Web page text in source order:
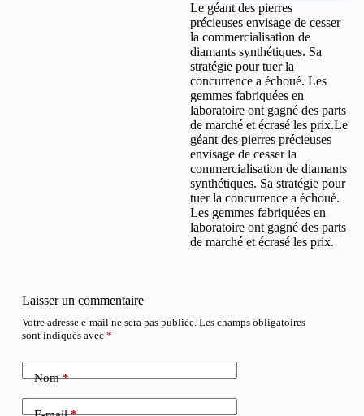
Le géant des pierres
précieuses envisage de cesser
la commercialisation de
diamants synthétiques. Sa
stratégie pour tuer la
concurrence a échoué. Les
gemmes fabriquées en
laboratoire ont gagné des parts
de marché et écrasé les prix.Le
géant des pierres précieuses
envisage de cesser la
commercialisation de diamants
synthétiques. Sa stratégie pour
tuer la concurrence a échoué.
Les gemmes fabriquées en
laboratoire ont gagné des parts
de marché et écrasé les prix.
Laisser un commentaire
Votre adresse e-mail ne sera pas publiée. Les champs obligatoires
sont indiqués avec *
Nom*